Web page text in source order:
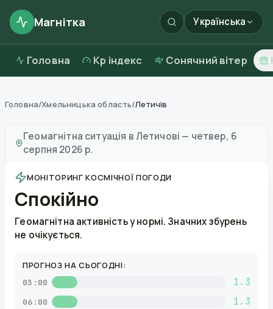
Магнітка Українська
Головна Kp індекс Сонячний вітер
Головна/Хмельницька область/Летичів
Геомагнітна ситуація в Летичові — четвер, 6
серпня 2026 р.
МОНІТОРИНГ КОСМІЧНОЇ ПОГОДИ
Спокійно
Геомагнітна активність у нормі. Значних збурень
не очікується.
ПРОГНОЗ НА СЬОГОДНІ:
03:00 1.3
06:00 1.3